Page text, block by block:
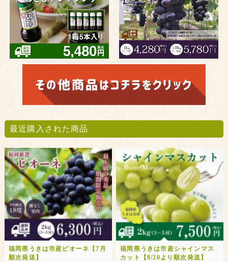
最近購入された商品
福岡県うきは市産ピオーネ【7月
順次発送】
福岡県うきは市産シャインマス
カット【8/20より順次発送】